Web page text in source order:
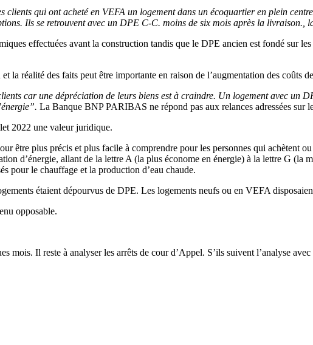
clients qui ont acheté en VEFA un logement dans un écoquartier en plein
Ils se retrouvent avec un DPE C-C. moins de six mois après la livraison.,
effectuées avant la construction tandis que le DPE ancien est fondé sur
la réalité des faits peut être importante en raison de l’augmentation des
car une dépréciation de leurs biens est à craindre. Un logement avec un
La Banque BNP PARIBAS ne répond pas aux relances adressées sur
2022 une valeur juridique.
être plus précis et plus facile à comprendre pour les personnes qui achètent
d’énergie, allant de la lettre A (la plus économe en énergie) à la lettre G (la
pour le chauffage et la production d’eau chaude.
étaient dépourvus de DPE. Les logements neufs ou en VEFA
opposable.
Il reste à analyser les arrêts de cour d’Appel. S’ils suivent l’analyse